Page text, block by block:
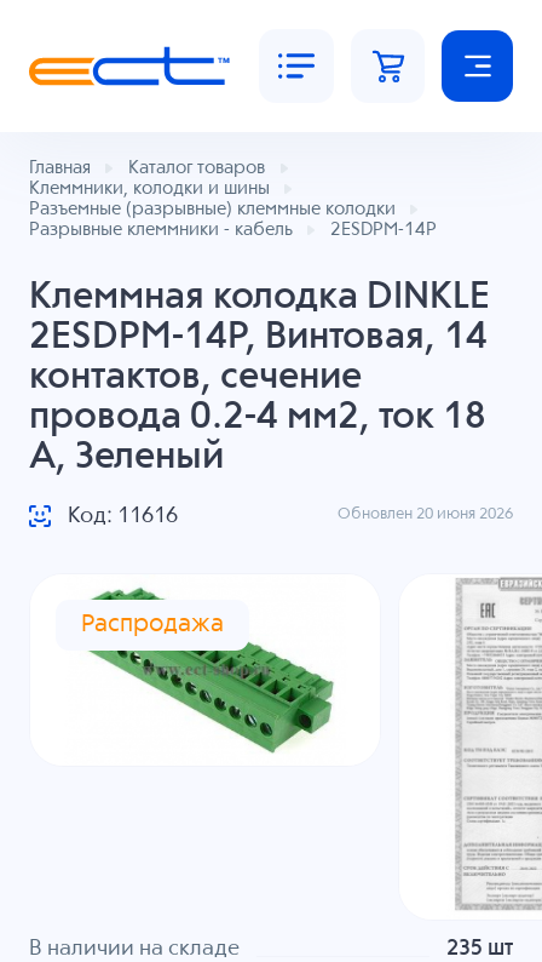
Главная
Каталог товаров
Клеммники, колодки и шины
Разъемные (разрывные) клеммные колодки
Разрывные клеммники - кабель
2ESDPM-14P
Клеммная колодка DINKLE
2ESDPM-14P, Винтовая, 14
контактов, сечение
провода 0.2-4 мм2, ток 18
A, Зеленый
Код: 11616 Обновлен 20 июня 2026
Распродажа
В наличии на складе 235 шт